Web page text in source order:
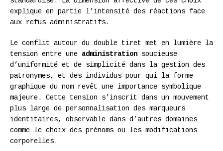
explique en partie l’intensité des réactions face
aux refus administratifs.
Le conflit autour du double tiret met en lumière la
tension entre une administration soucieuse
d’uniformité et de simplicité dans la gestion des
patronymes, et des individus pour qui la forme
graphique du nom revêt une importance symbolique
majeure. Cette tension s’inscrit dans un mouvement
plus large de personnalisation des marqueurs
identitaires, observable dans d’autres domaines
comme le choix des prénoms ou les modifications
corporelles.